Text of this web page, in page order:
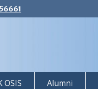
OSIS Alumni